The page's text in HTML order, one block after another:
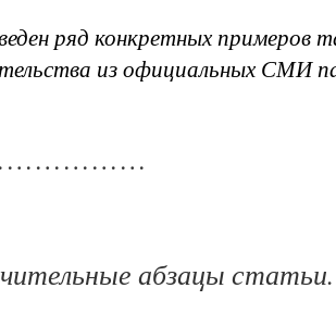
ряд конкретных примеров
из официальных СМИ
абзацы